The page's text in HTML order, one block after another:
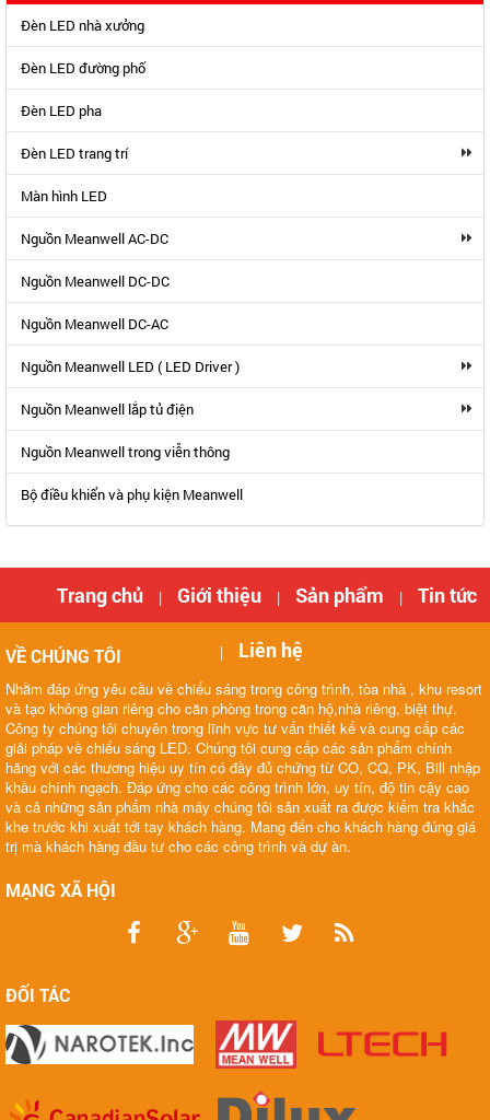
Đèn LED nhà xưởng
Đèn LED đường phố
Đèn LED pha
Đèn LED trang trí
Màn hình LED
Nguồn Meanwell AC-DC
Nguồn Meanwell DC-DC
Nguồn Meanwell DC-AC
Nguồn Meanwell LED ( LED Driver )
Nguồn Meanwell lắp tủ điện
Nguồn Meanwell trong viễn thông
Bộ điều khiển và phụ kiện Meanwell
Trang chủ | Giới thiệu | Sản phẩm | Tin tức
| Liên hệ
VỀ CHÚNG TÔI
Nhằm đáp ứng yêu cầu về chiếu sáng trong công trình, tòa nhà , khu resort
và tạo không gian riêng cho căn phòng trong căn hộ,nhà riêng, biệt thự.
Công ty chúng tôi chuyên trong lĩnh vực tư vấn thiết kế và cung cấp các
giải pháp về chiếu sáng LED. Chúng tôi cung cấp các sản phẩm chính
hãng với các thương hiệu uy tín có đầy đủ chứng từ CO, CQ, PK, Bill nhập
khầu chính ngạch. Đáp ứng cho các công trình lớn, uy tín, độ tin cậy cao
và cả những sản phẩm nhà máy chúng tôi sản xuất ra được kiểm tra khắc
khe trước khi xuất tới tay khách hàng. Mang đến cho khách hàng đúng giá
trị mà khách hàng đầu tư cho các công trình và dự àn.
MẠNG XÃ HỘI
ĐỐI TÁC